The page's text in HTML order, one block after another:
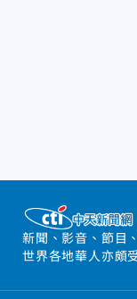
新聞、影音、節目
世界各地華人亦頗